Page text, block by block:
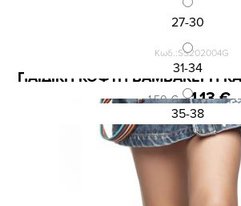
27-30
31-34
35-38
Κωδ.:SS202004G
ΠΑΙΔΙΚΗ ΚΟΦΤΗ ΒΑΜΒΑΚΕΡΗ
1,50 € 1,13 €